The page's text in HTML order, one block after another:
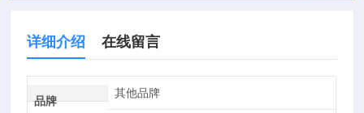
详细介绍 在线留言
品牌
其他品牌